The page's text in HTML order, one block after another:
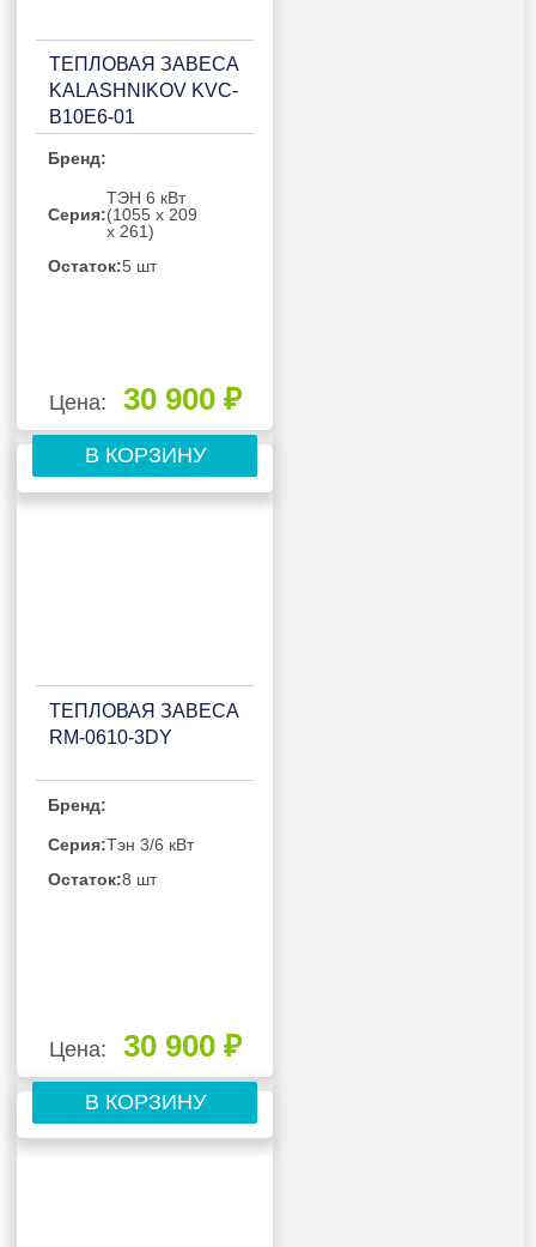
ТЕПЛОВАЯ ЗАВЕСА
KALASHNIKOV KVС-
B10E6-01
Бренд:
Серия:
ТЭН 6 кВт
(1055 х 209
х 261)
Остаток:5 шт
Цена: 30 900 ₽
В КОРЗИНУ
ТЕПЛОВАЯ ЗАВЕСА
RM-0610-3DY
Бренд:
Серия:Тэн 3/6 кВт
Остаток:8 шт
Цена: 30 900 ₽
В КОРЗИНУ